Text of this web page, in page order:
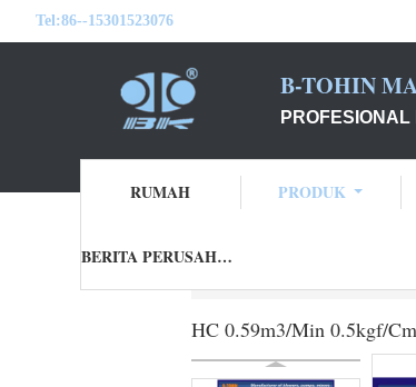
Tel:86--15301523076
B-TOHIN
RUMAH PRODUK
BERITA PERUSAHAAN
HC 0.59m3/Min 0.5kgf/